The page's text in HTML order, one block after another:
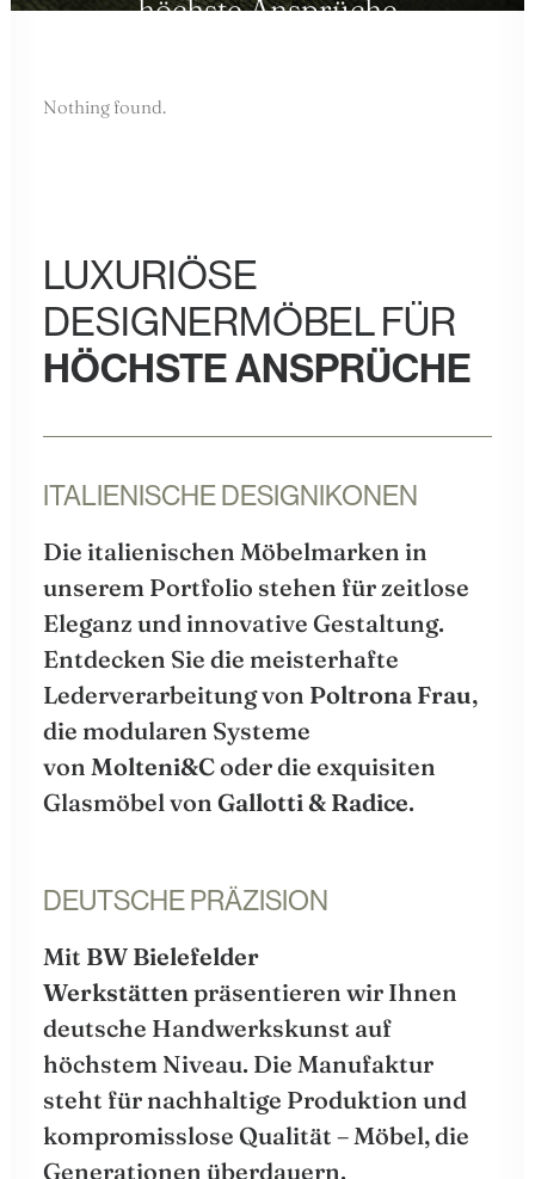
höchste Ansprüche
Nothing found.
LUXURIÖSE
DESIGNERMÖBEL FÜR
HÖCHSTE ANSPRÜCHE
ITALIENISCHE DESIGNIKONEN
Die italienischen Möbelmarken in
unserem Portfolio stehen für zeitlose
Eleganz und innovative Gestaltung.
Entdecken Sie die meisterhafte
Lederverarbeitung von Poltrona Frau,
die modularen Systeme
von Molteni&Coder die exquisiten
Glasmöbel von Gallotti & Radice.
DEUTSCHE PRÄZISION
Mit BW Bielefelder
Werkstättenpräsentieren wir Ihnen
deutsche Handwerkskunst auf
höchstem Niveau. Die Manufaktur
steht für nachhaltige Produktion und
kompromisslose Qualität – Möbel, die
Generationen überdauern.